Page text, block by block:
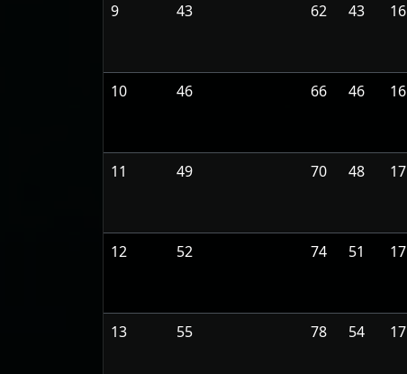
9 43 62 43 16
10 46 66 46 16
11 49 70 48 17
12 52 74 51 17
13 55 78 54 17